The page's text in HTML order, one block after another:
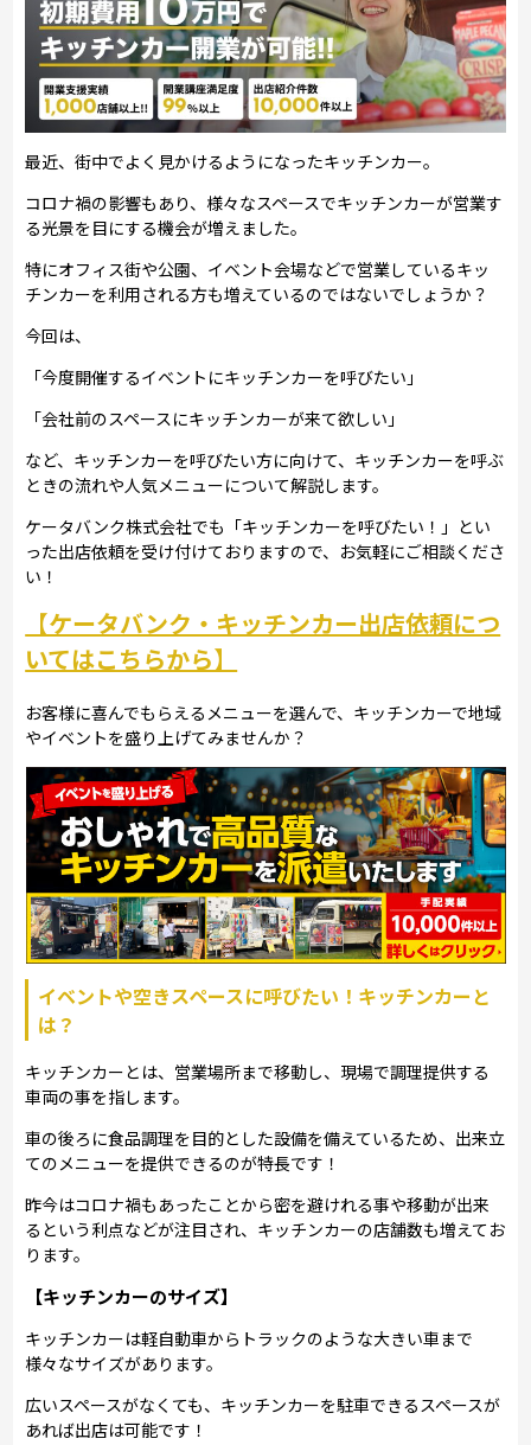
最近、街中でよく見かけるようになったキッチンカー。
コロナ禍の影響もあり、様々なスペースでキッチンカーが営業す
る光景を目にする機会が増えました。
特にオフィス街や公園、イベント会場などで営業しているキッ
チンカーを利用される方も増えているのではないでしょうか？
今回は、
「今度開催するイベントにキッチンカーを呼びたい」
「会社前のスペースにキッチンカーが来て欲しい」
など、キッチンカーを呼びたい方に向けて、キッチンカーを呼ぶ
ときの流れや人気メニューについて解説します。
ケータバンク株式会社でも「キッチンカーを呼びたい！」とい
った出店依頼を受け付けておりますので、お気軽にご相談くださ
い！
【ケータバンク・キッチンカー出店依頼につ
いてはこちらから】
お客様に喜んでもらえるメニューを選んで、キッチンカーで地域
やイベントを盛り上げてみませんか？
イベントや空きスペースに呼びたい！キッチンカーと
は？
キッチンカーとは、営業場所まで移動し、現場で調理提供する
車両の事を指します。
車の後ろに食品調理を目的とした設備を備えているため、出来立
てのメニューを提供できるのが特長です！
昨今はコロナ禍もあったことから密を避けれる事や移動が出来
るという利点などが注目され、キッチンカーの店舗数も増えてお
ります。
【キッチンカーのサイズ】
キッチンカーは軽自動車からトラックのような大きい車まで
様々なサイズがあります。
広いスペースがなくても、キッチンカーを駐車できるスペースが
あれば出店は可能です！